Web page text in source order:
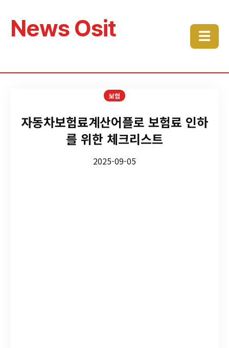
News Osit ☰
보험
자동차보험료계산어플로 보험료 인하
를 위한 체크리스트
2025-09-05